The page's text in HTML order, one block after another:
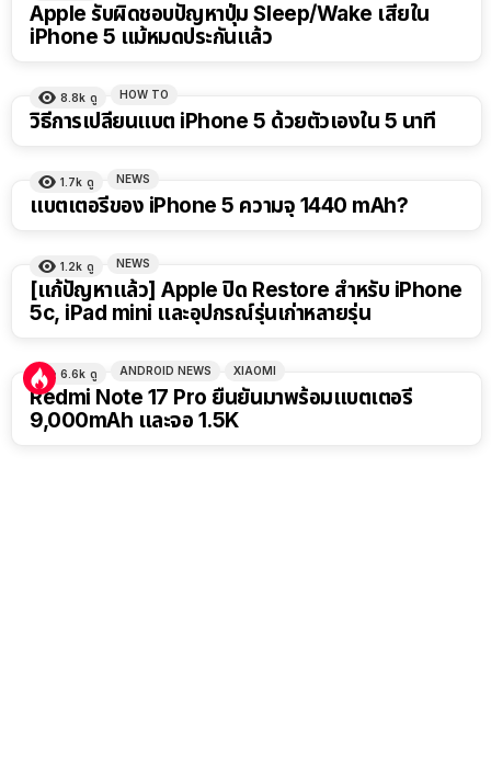
Apple รับผิดชอบปัญหาปุ่ม Sleep/Wake เสียใน
iPhone 5 แม้หมดประกันแล้ว
8.8k ดู HOW TO
วิธีการเปลี่ยนแบต iPhone 5 ด้วยตัวเองใน 5 นาที
1.7k ดู NEWS
แบตเตอรีของ iPhone 5 ความจุ 1440 mAh?
1.2k ดู NEWS
[แก้ปัญหาแล้ว] Apple ปิด Restore สำหรับ iPhone
5c, iPad mini และอุปกรณ์รุ่นเก่าหลายรุ่น
6.6k ดู ANDROID NEWS XIAOMI
Redmi Note 17 Pro ยืนยันมาพร้อมแบตเตอรี่
9,000mAh และจอ 1.5K